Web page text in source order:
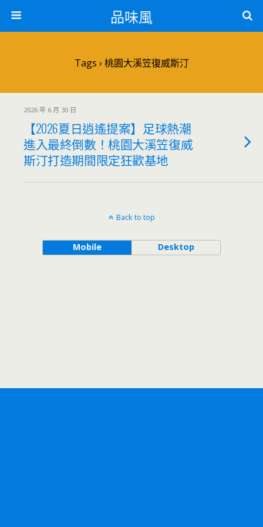
品味風
Tags › 桃園大溪笠復威斯汀
2026 年 6 月 30 日
【2026夏日逍遙提案】足球熱潮
進入最終倒數！桃園大溪笠復威
斯汀打造期間限定狂歡基地
Back to top
Mobile Desktop